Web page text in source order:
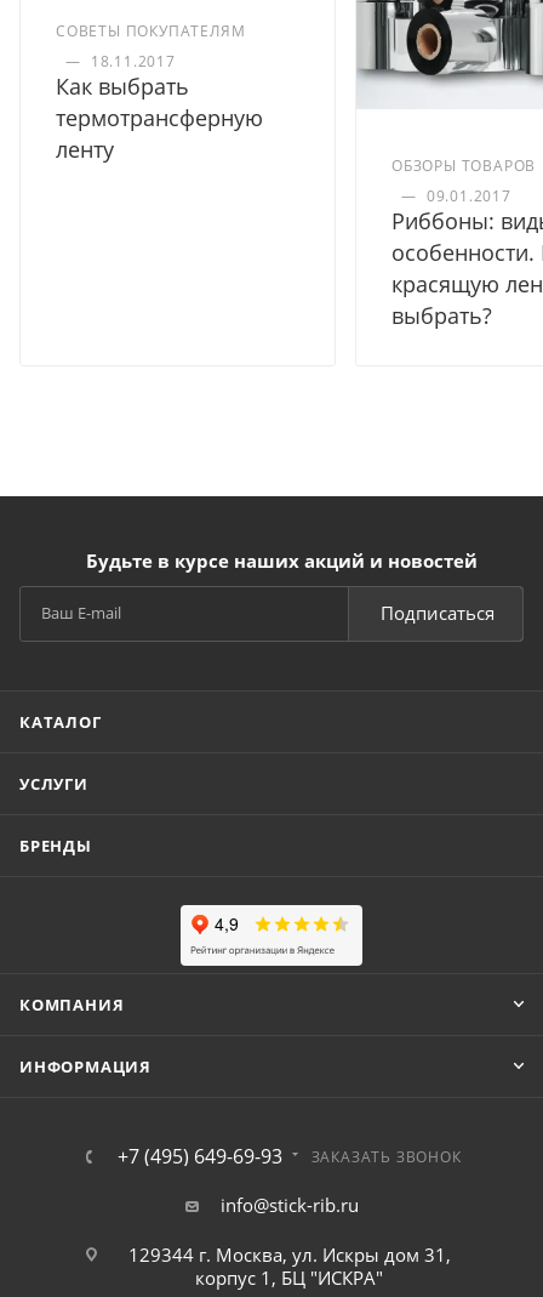
СОВЕТЫ ПОКУПАТЕЛЯМ
— 18.11.2017
Как выбрать
термотрансферную
ленту
ОБЗОРЫ ТОВАРОВ
— 09.01.2017
Риббоны:
красящую
выбрать?
Будьте в курсе наших акций и новостей
Подписаться
КАТАЛОГ
УСЛУГИ
БРЕНДЫ
КОМПАНИЯ
ИНФОРМАЦИЯ
+7 (495) 649-69-93 ЗАКАЗАТЬ ЗВОНОК
info@stick-rib.ru
129344 г. Москва, ул. Искры дом 31,
корпус 1, БЦ "ИСКРА"